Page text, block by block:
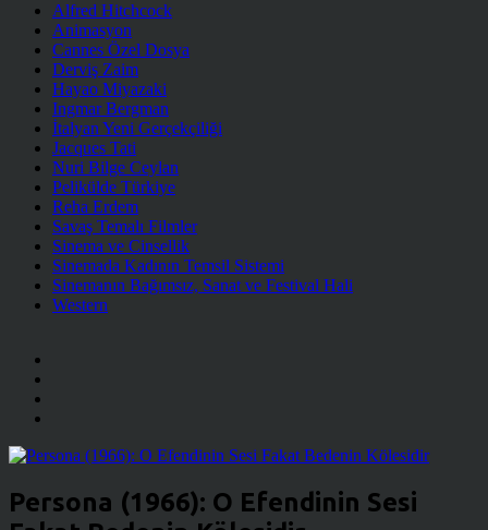
Alfred Hitchcock
Animasyon
Cannes Özel Dosya
Derviş Zaim
Hayao Miyazaki
Ingmar Bergman
İtalyan Yeni Gerçekçiliği
Jacques Tati
Nuri Bilge Ceylan
Pelikülde Türkiye
Reha Erdem
Savaş Temalı Filmler
Sinema ve Cinsellik
Sinemada Kadının Temsil Sistemi
Sinemanın Bağımsız, Sanat ve Festival Hali
Western
Persona (1966): O Efendinin Sesi